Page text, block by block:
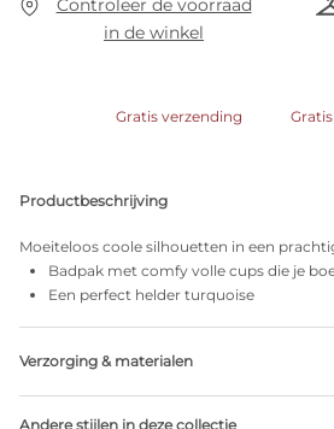
Controleer de voorraad
in de winkel
Gratis verzending
Productbeschrijving
Moeiteloos coole silhouetten in een
Badpak met comfy volle cups die je
Een perfect helder turquoise
Verzorging & materialen
Andere stijlen in deze collectie